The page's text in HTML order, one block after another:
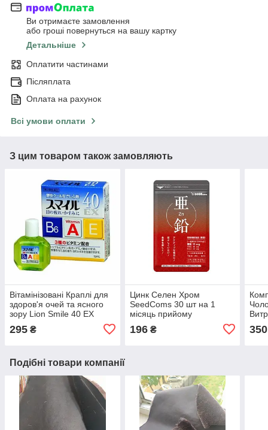
Ви отримаєте замовлення
або гроші повернуться на вашу картку
Детальніше
Оплатити частинами
Післяплата
Оплата на рахунок
Всі умови оплати
З цим товаром також замовляють
Вітамінізовані Краплі для
здоров'я очей та ясного
зору Lion Smile 40 EX
295 ₴
Цинк Селен Хром
SeedComs 30 шт на 1
місяць прийому
196₴ 350
Подібні товари компанії